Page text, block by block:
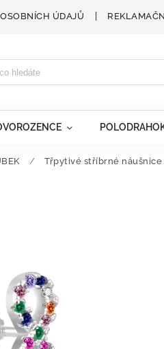
ÚDAJŮ
/ Třpytivé stříbrné náušnice